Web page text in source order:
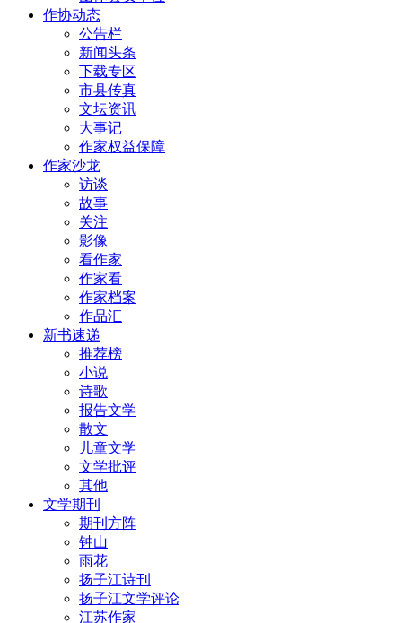
作协动态
公告栏
新闻头条
下载专区
市县传真
文坛资讯
大事记
作家权益保障
作家沙龙
访谈
故事
关注
影像
看作家
作家看
作家档案
作品汇
新书速递
推荐榜
小说
诗歌
报告文学
散文
儿童文学
文学批评
其他
文学期刊
期刊方阵
钟山
雨花
扬子江诗刊
扬子江文学评论
江苏作家